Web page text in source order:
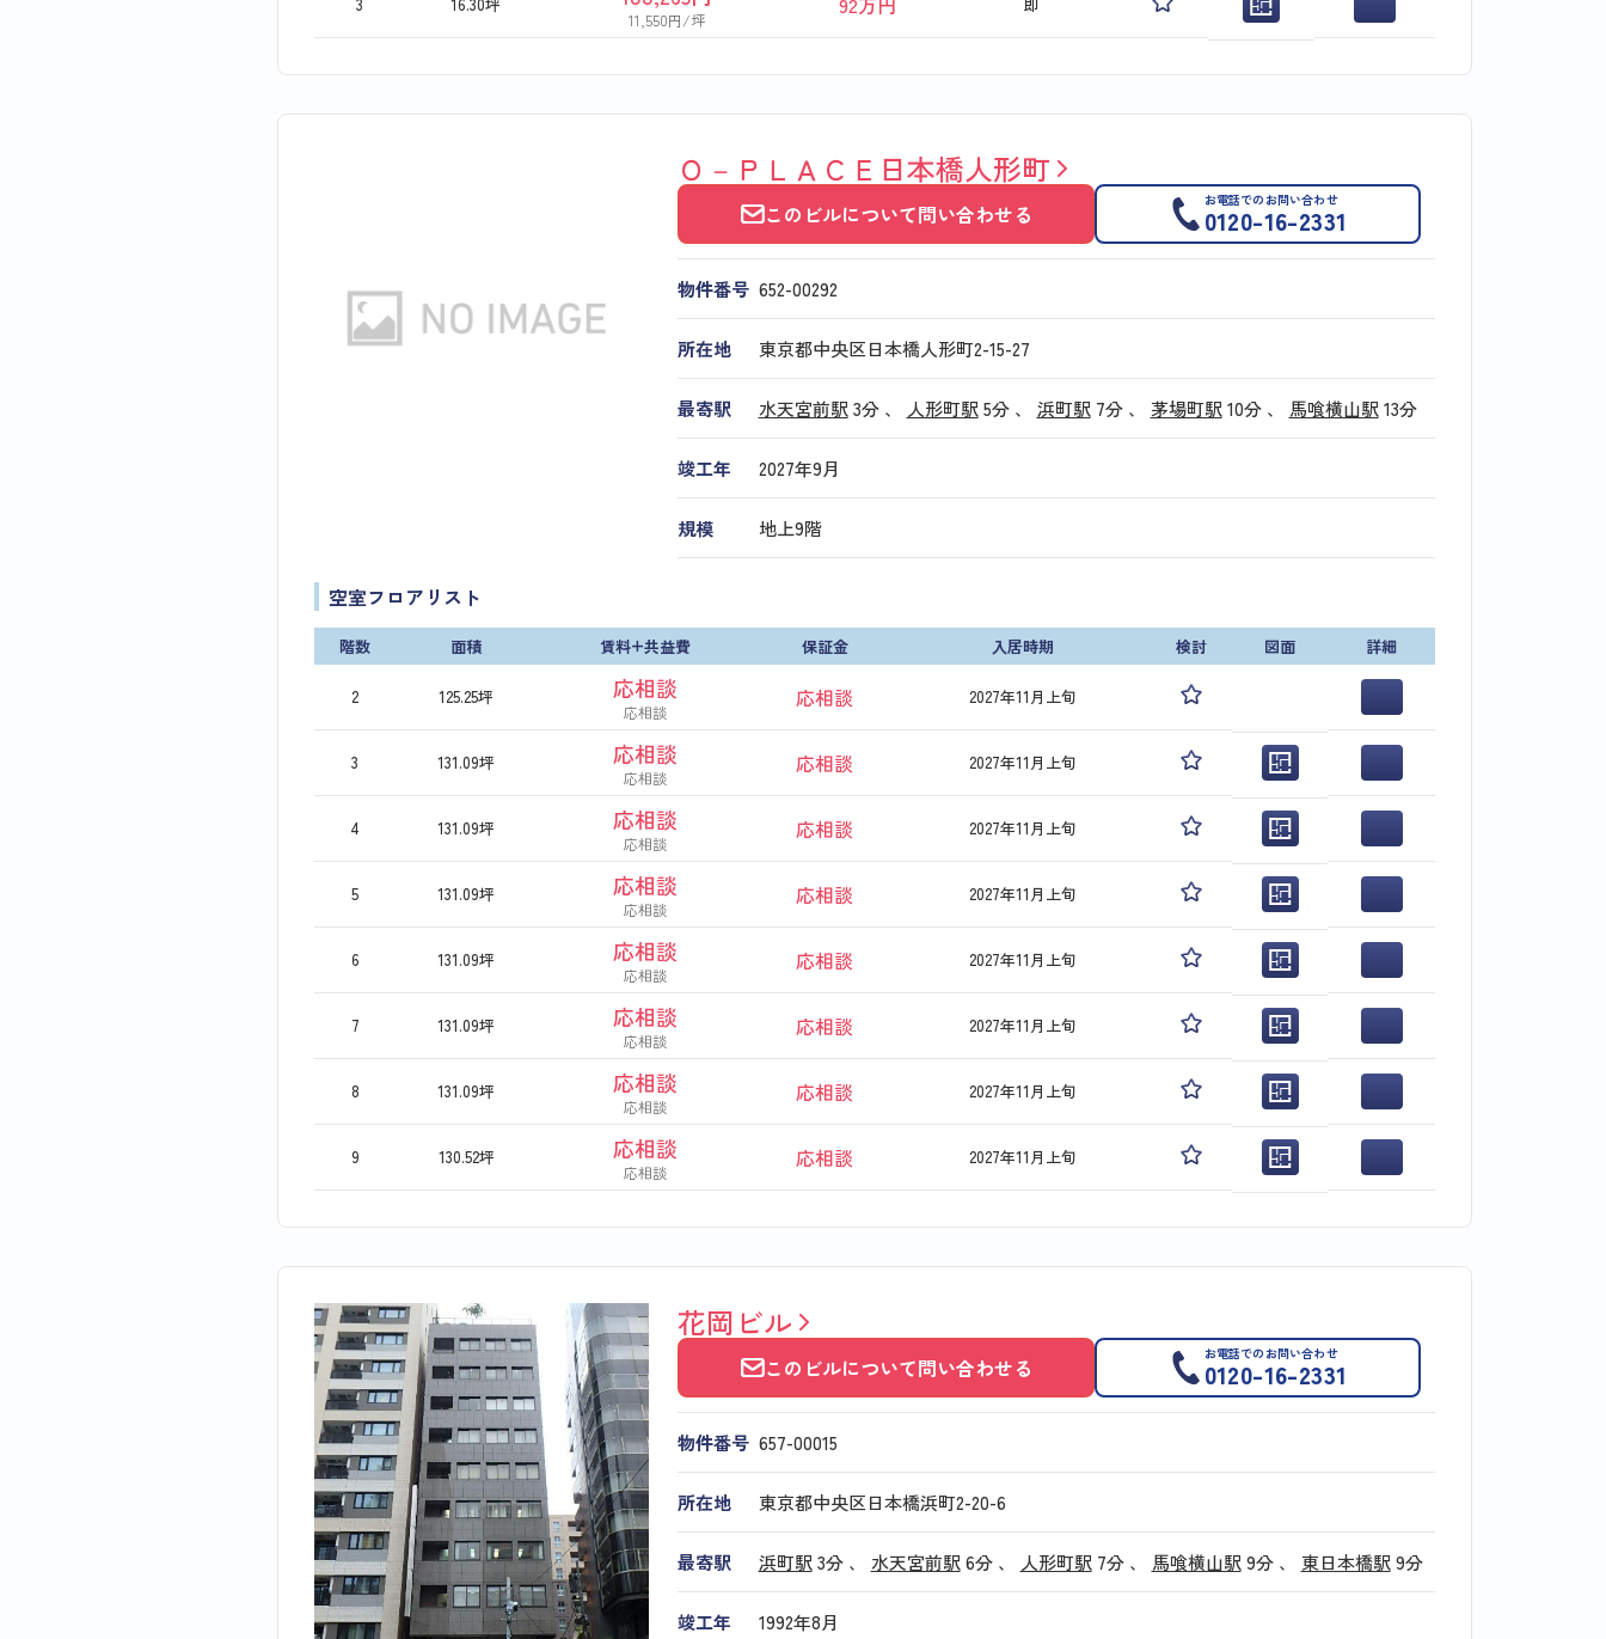
11,550円/坪
Ｏ－ＰＬＡＣＥ日本橋人形町
このビルについて問い合わせる
お電話でのお問い合わせ
0120-16-2331
物件番号 652​-​00292
所在地 東京都中央区日本橋人形町2-15-27
最寄駅 水天宮前駅3分 、 人形町駅5分 、 浜町駅7分 、 茅場町駅10分 、 馬喰横山駅13分
竣工年 2027年9月
規模 地上9階
空室フロアリスト
階数 面積 賃料+共益費 保証金 入居時期 検討 図面 詳細
2 125.25坪 応相談
応相談
応相談 2027年11月上旬
3 131.09坪 応相談
応相談
応相談 2027年11月上旬
4 131.09坪 応相談
応相談
応相談 2027年11月上旬
5 131.09坪 応相談
応相談
応相談 2027年11月上旬
6 131.09坪 応相談
応相談
応相談 2027年11月上旬
7 131.09坪 応相談
応相談
応相談 2027年11月上旬
8 131.09坪 応相談
応相談
応相談 2027年11月上旬
9 130.52坪 応相談
応相談
応相談 2027年11月上旬
花岡ビル
このビルについて問い合わせる
お電話でのお問い合わせ
0120-16-2331
物件番号 657​-​00015
所在地 東京都中央区日本橋浜町2-20-6
最寄駅 浜町駅 3分 、 水天宮前駅 6分 、 人形町駅 7分 、 馬喰横山駅 9分 、 東日本橋駅 9分
竣工年 1992年8月